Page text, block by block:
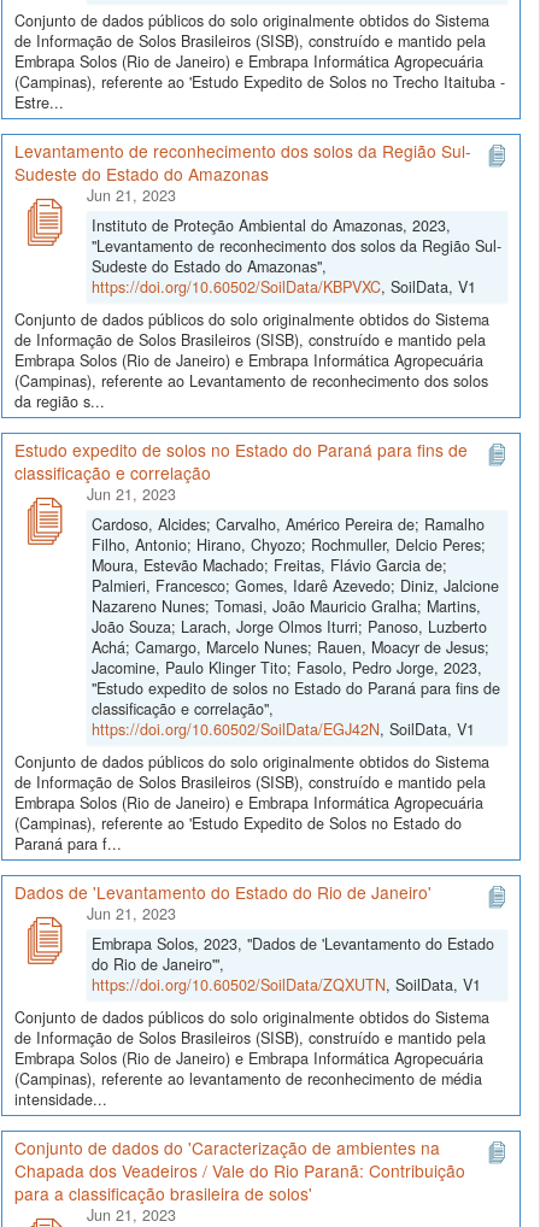
Conjunto de dados públicos do solo originalmente obtidos do Sistema
de Informação de Solos Brasileiros (SISB), construído e mantido pela
Embrapa Solos (Rio de Janeiro) e Embrapa Informática Agropecuária
(Campinas), referente ao 'Estudo Expedito de Solos no Trecho Itaituba -
Estre...
Levantamento de reconhecimento dos solos da Região Sul-
Sudeste do Estado do Amazonas
Jun 21, 2023
Instituto de Proteção Ambiental do Amazonas, 2023,
"Levantamento de reconhecimento dos solos da Região Sul-
Sudeste do Estado do Amazonas",
https://doi.org/10.60502/SoilData/KBPVXC, SoilData, V1
Conjunto de dados públicos do solo originalmente obtidos do Sistema
de Informação de Solos Brasileiros (SISB), construído e mantido pela
Embrapa Solos (Rio de Janeiro) e Embrapa Informática Agropecuária
(Campinas), referente ao Levantamento de reconhecimento dos solos
da região s...
Estudo expedito de solos no Estado do Paraná para fins de
classificação e correlação
Jun 21, 2023
Cardoso, Alcides; Carvalho, Américo Pereira de; Ramalho
Filho, Antonio; Hirano, Chyozo; Rochmuller, Delcio Peres;
Moura, Estevão Machado; Freitas, Flávio Garcia de;
Palmieri, Francesco; Gomes, Idarê Azevedo; Diniz, Jalcione
Nazareno Nunes; Tomasi, João Mauricio Gralha; Martins,
João Souza; Larach, Jorge Olmos Iturri; Panoso, Luzberto
Achá; Camargo, Marcelo Nunes; Rauen, Moacyr de Jesus;
Jacomine, Paulo Klinger Tito; Fasolo, Pedro Jorge, 2023,
"Estudo expedito de solos no Estado do Paraná para fins de
classificação e correlação",
https://doi.org/10.60502/SoilData/EGJ42N, SoilData, V1
Conjunto de dados públicos do solo originalmente obtidos do Sistema
de Informação de Solos Brasileiros (SISB), construído e mantido pela
Embrapa Solos (Rio de Janeiro) e Embrapa Informática Agropecuária
(Campinas), referente ao 'Estudo Expedito de Solos no Estado do
Paraná para f...
Dados de 'Levantamento do Estado do Rio de Janeiro'
Jun 21, 2023
Embrapa Solos, 2023, "Dados de 'Levantamento do Estado
do Rio de Janeiro'",
https://doi.org/10.60502/SoilData/ZQXUTN, SoilData, V1
Conjunto de dados públicos do solo originalmente obtidos do Sistema
de Informação de Solos Brasileiros (SISB), construído e mantido pela
Embrapa Solos (Rio de Janeiro) e Embrapa Informática Agropecuária
(Campinas), referente ao levantamento de reconhecimento de média
intensidade...
Conjunto de dados do 'Caracterização de ambientes na
Chapada dos Veadeiros / Vale do Rio Paranã: Contribuição
para a classificação brasileira de solos'
Jun 21, 2023